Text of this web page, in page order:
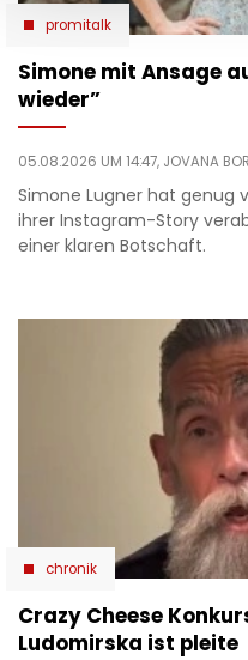
promitalk
Simone mit Ansage
wieder”
05.08.2026 UM 14:47, JOVANA
Simone Lugner hat genug
ihrer Instagram-Story
einer klaren Botschaft.
chronik
Crazy Cheese
Ludomirska ist pleite